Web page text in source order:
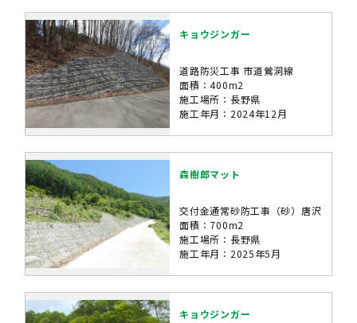
キョウジンガー
道路防災工事 市道鶯洞線
面積：400m2
施工場所：長野県
施工年月：2024年12月
森樹郎マット
交付金通常砂防工事（砂）唐沢
面積：700m2
施工場所：長野県
施工年月：2025年5月
キョウジンガー